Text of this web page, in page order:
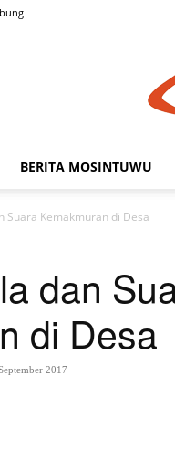
BERITA MOSINTUWU
Suara Kemakmuran di Desa
dan
di Desa
2017